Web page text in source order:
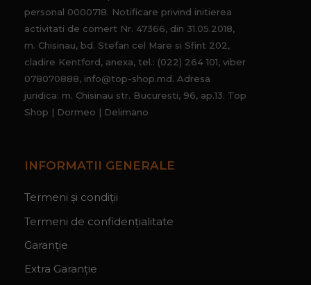
personal 0000718. Notificare privind initierea
activitati de comert Nr. 47366, din 31.05.2018,
m. Chisinau, bd. Stefan cel Mare si Sfint 202,
cladire Kentford, anexa, tel.: (022) 264 101, viber
078070888, info@top-shop.md. Adresa
juridica: m. Chisinau str. Bucuresti, 96, ap.13. Top
Shop | Dormeo | Delimano
INFORMATII GENERALE
Termeni și condiții
Termeni de confidențialitate
Garanție
Extra Garanție